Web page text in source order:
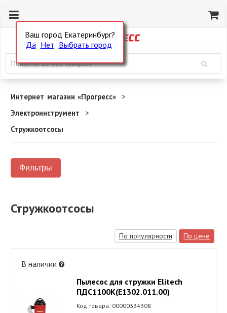
Ваш город Екатеринбург?
Да Нет Выбрать город
Интернет магазин «Прогресс»
Электроинструмент
Стружкоотсосы
Фильтры
Стружкоотсосы
По популярности По цене
В наличии
Пылесос для стружки Elitech
ПДС1100К(E1302.011.00)
Код товара: 00000334308